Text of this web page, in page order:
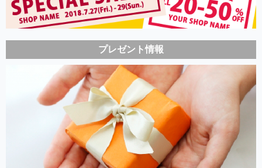
プレゼント情報